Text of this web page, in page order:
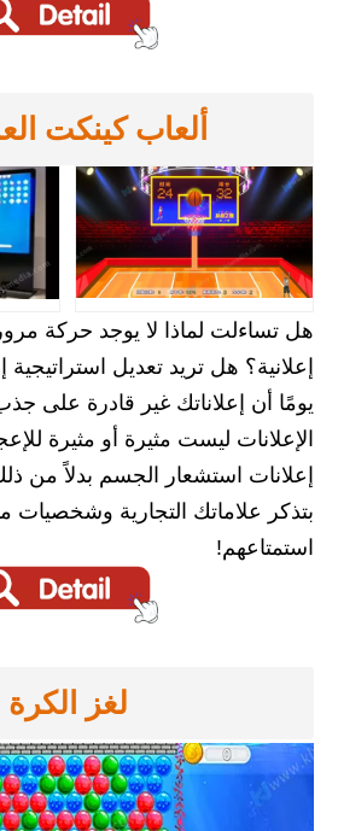
ألعاب كينكت
هل تساءلت لماذا لا يوجد حركة
إعلانية؟ هل تريد تعديل
يومًا أن إعلاناتك غير قادرة على
الإعلانات ليست مثيرة أو مثيرة
إعلانات استشعار الجسم بدلاً من
بتذكر علاماتك التجارية وشخصيات
استمتاعهم!
لغز الكرة